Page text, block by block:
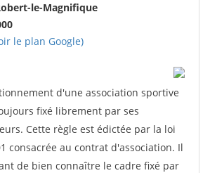
le-Magnifique
le plan Google)
d'une association sportive
fixé librement par ses
Cette règle est édictée par la loi
consacrée au contrat d'association. Il
de bien connaître le cadre fixé par